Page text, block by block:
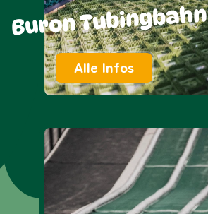
Buron Tubingbahn
Alle Infos